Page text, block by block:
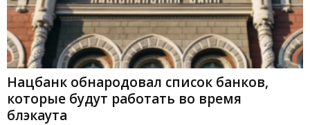
Нацбанк обнародовал список банков,
которые будут работать во время
блэкаута